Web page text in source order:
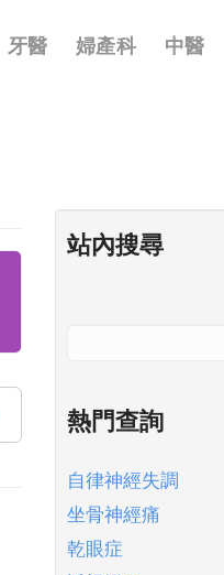
牙醫 婦產科 中醫
站內搜尋
熱門查詢
自律神經失調
坐骨神經痛
乾眼症